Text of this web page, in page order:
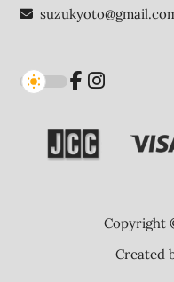
Copyright
Created